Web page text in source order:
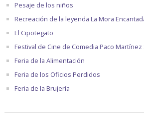
Pesaje de los niños
Recreación de la leyenda La Mora
El Cipotegato
Festival de Cine de Comedia Paco Martínez
Feria de la Alimentación
Feria de los Oficios Perdidos
Feria de la Brujería